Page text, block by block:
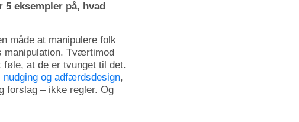
eksempler på, hvad
måde at manipulere folk
manipulation. Tværtimod
føle, at de er tvunget til det.
nudging og adfærdsdesign,
forslag – ikke regler. Og